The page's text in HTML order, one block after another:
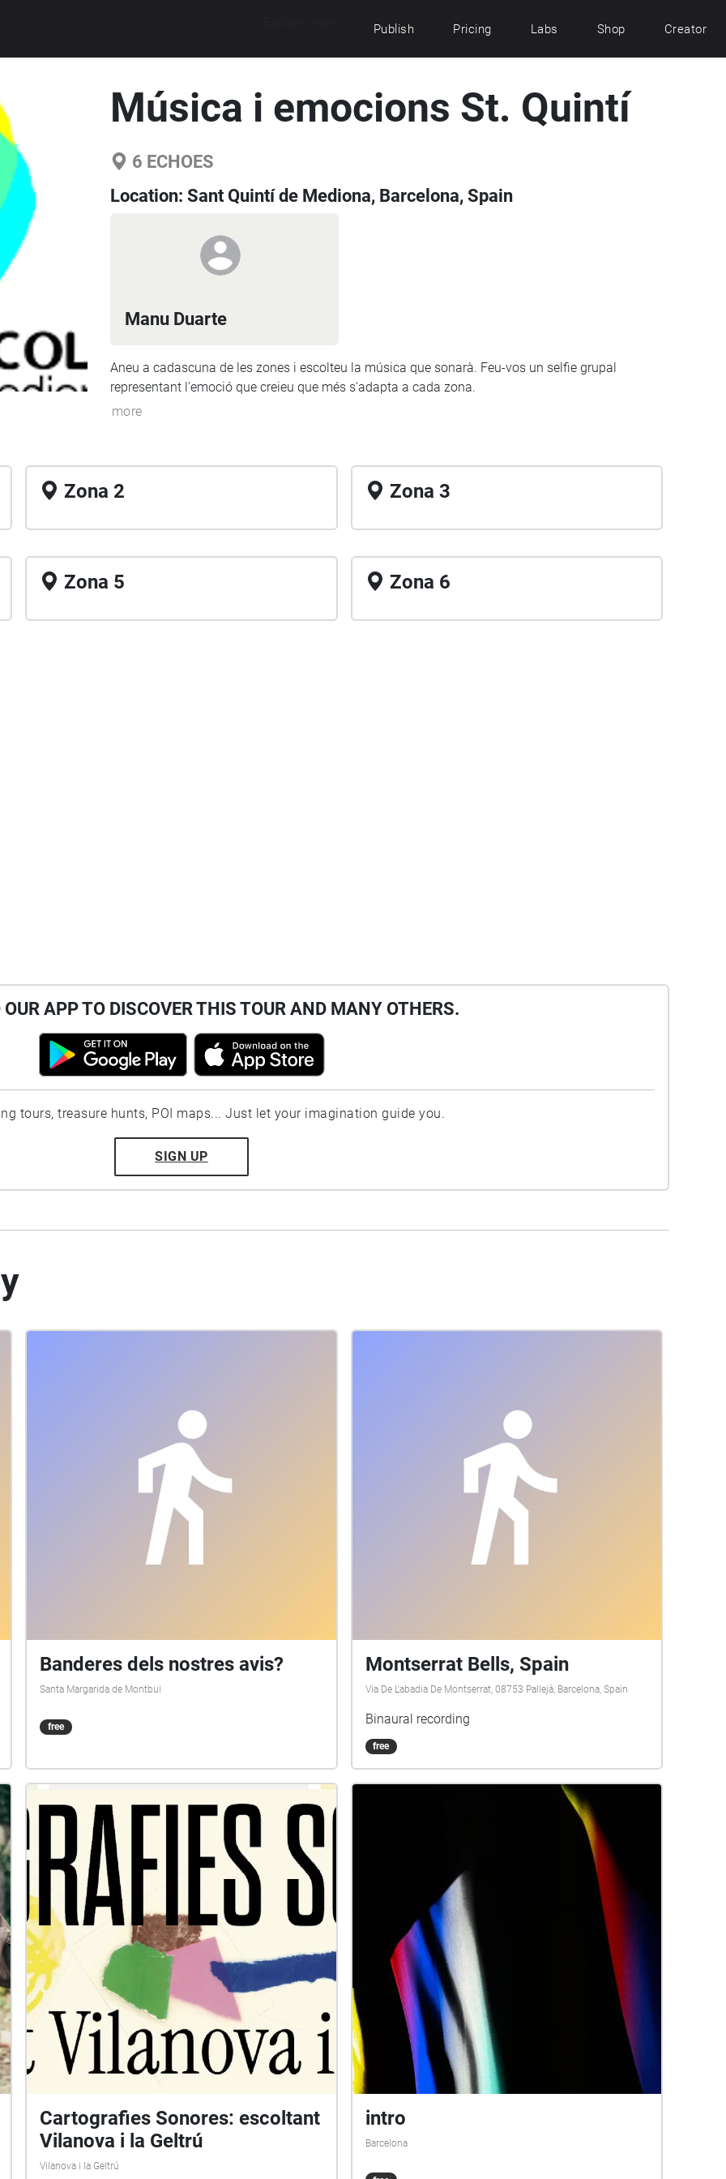
Publish Pricing Labs Shop Creator
Música i emocions St. Quintí
6 ECHOES
Location: Sant Quintí de Mediona, Barcelona, Spain
Manu Duarte
Aneu a cadascuna de les zones i escolteu la música que sonarà. Feu-vos un selfie grupal
representant l'emoció que creieu que més s'adapta a cada zona.
more
Zona 2 Zona 3
Zona 5 Zona 6
OUR APP TO DISCOVER THIS TOUR AND MANY OTHERS.
tours, treasure hunts, POI maps... Just let your imagination guide you.
SIGN UP
Banderes dels nostres avis?
Santa Margarida de Montbui
free
Montserrat Bells, Spain
Via De L'abadia De Montserrat, 08753 Pallejà, Barcelona, Spain
Binaural recording
free
Cartografies Sonores: escoltant
Vilanova i la Geltrú
Vilanova i la Geltrú
intro
Barcelona